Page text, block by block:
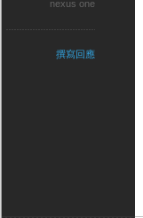
nexus one
撰寫回應